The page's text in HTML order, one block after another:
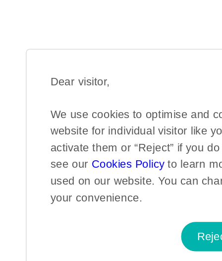
Dear visitor,​
We use cookies to optimise and
website for individual visitor like
activate them or “Reject” if you
see our Cookies Policy to learn
used on our website. You can
your convenience.​